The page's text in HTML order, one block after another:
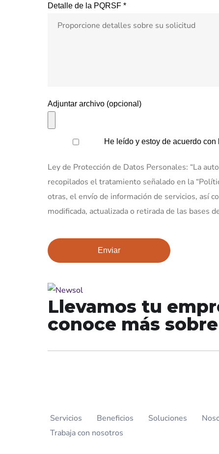
Detalle de la PQRSF *
Adjuntar archivo (opcional)
He leído y estoy de acuerdo con
Ley de Protección de Datos Personales: “La
recopilados el tratamiento señalado en la
otras, el envío de información de servicios, así
modificada, actualizada o retirada de las bases
Llevamos tu
conoce más
Servicios Beneficios Soluciones
Trabaja con nosotros